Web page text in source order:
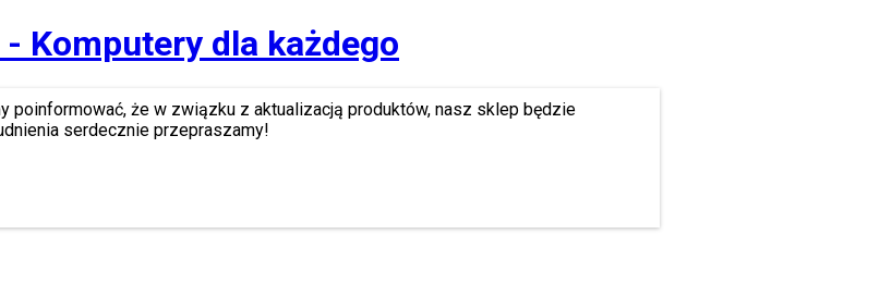
Komputery dla każdego
poinformować, że w związku z aktualizacją produktów, nasz sklep będzie
serdecznie przepraszamy!